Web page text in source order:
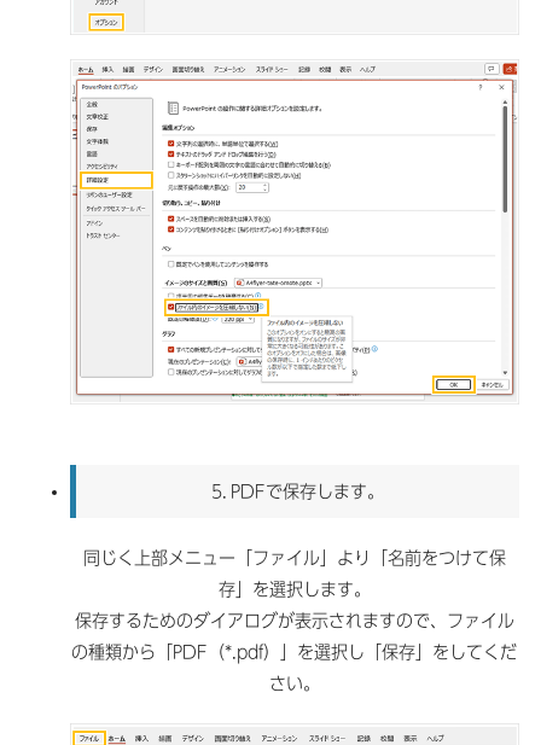
5. PDFで保存します。
同じく上部メニュー「ファイル」より「名前をつけて保
存」を選択します。
保存するためのダイアログが表示されますので、ファイル
の種類から「PDF（*.pdf）」を選択し「保存」をしてくだ
さい。